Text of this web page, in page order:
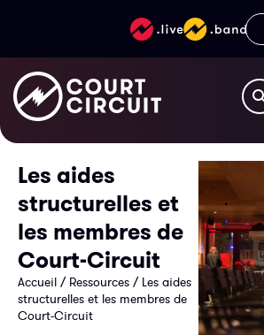
Les aides
structurelles et
les membres de
Court-Circuit
Accueil / Ressources / Les aides
structurelles et les membres de
Court-Circuit